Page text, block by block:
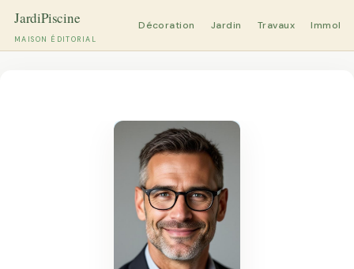
MAISON ÉDITORIAL
Décoration Jardin Travaux